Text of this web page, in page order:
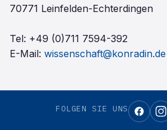
70771 Leinfelden-Echterdingen
Tel: +49 (0)711 7594-392
E-Mail: wissenschaft@konradin.de
FOLGEN SIE UNS